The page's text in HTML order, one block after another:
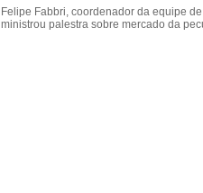
Felipe Fabbri, coordenador da equipe
ministrou palestra sobre mercado da